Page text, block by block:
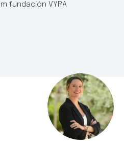
fundación VYRA